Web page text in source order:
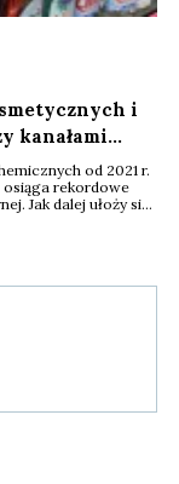
i
kanałami
od 2021 r.
rekordowe
Jak dalej ułoży się